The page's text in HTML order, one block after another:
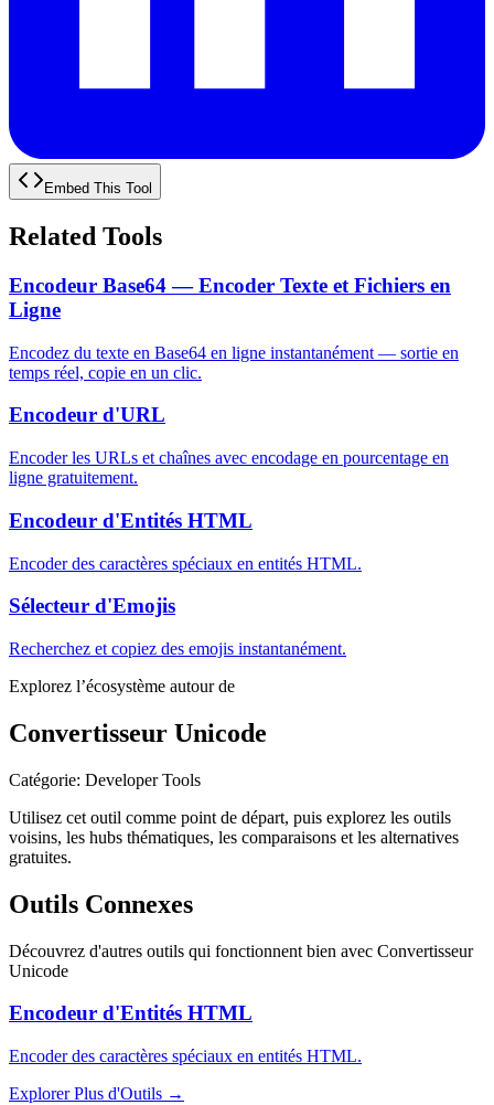
Embed This Tool
Related Tools
Encodeur Base64 — Encoder Texte et Fichiers en
Ligne
Encodez du texte en Base64 en ligne instantanément — sortie en
temps réel, copie en un clic.
Encodeur d'URL
Encoder les URLs et chaînes avec encodage en pourcentage en
ligne gratuitement.
Encodeur d'Entités HTML
Encoder des caractères spéciaux en entités HTML.
Sélecteur d'Emojis
Recherchez et copiez des emojis instantanément.
Explorez l’écosystème autour de
Convertisseur Unicode
Catégorie: Developer Tools
Utilisez cet outil comme point de départ, puis explorez les outils
voisins, les hubs thématiques, les comparaisons et les alternatives
gratuites.
Outils Connexes
Découvrez d'autres outils qui fonctionnent bien avec Convertisseur
Unicode
Encodeur d'Entités HTML
Encoder des caractères spéciaux en entités HTML.
Explorer Plus d'Outils →